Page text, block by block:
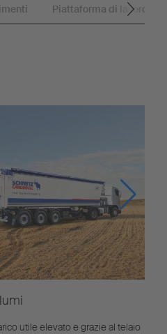
Piattaforma di lavoro
utile elevato e grazie al telaio